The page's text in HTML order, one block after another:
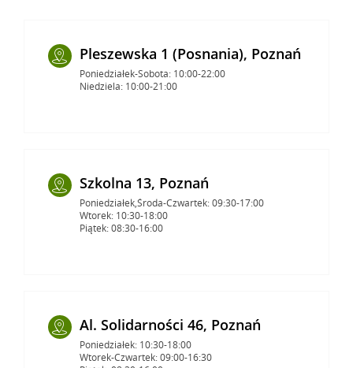
Pleszewska 1 (Posnania), Poznań
Poniedziałek-Sobota: 10:00-22:00
Niedziela: 10:00-21:00
Szkolna 13, Poznań
Poniedziałek,Środa-Czwartek: 09:30-17:00
Wtorek: 10:30-18:00
Piątek: 08:30-16:00
Al. Solidarności 46, Poznań
Poniedziałek: 10:30-18:00
Wtorek-Czwartek: 09:00-16:30